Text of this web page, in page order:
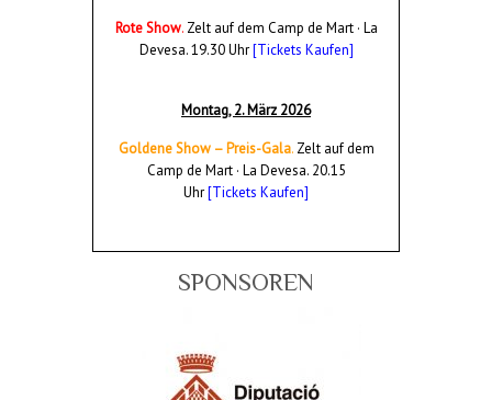
Rote Show.Zelt auf dem Camp de Mart · La
Devesa. 19.30 Uhr [Tickets Kaufen]
Montag, 2.März 2026
Goldene Show – Preis-Gala. Zelt auf dem
Camp de Mart · La Devesa.20.15
Uhr[Tickets Kaufen]
SPONSOREN